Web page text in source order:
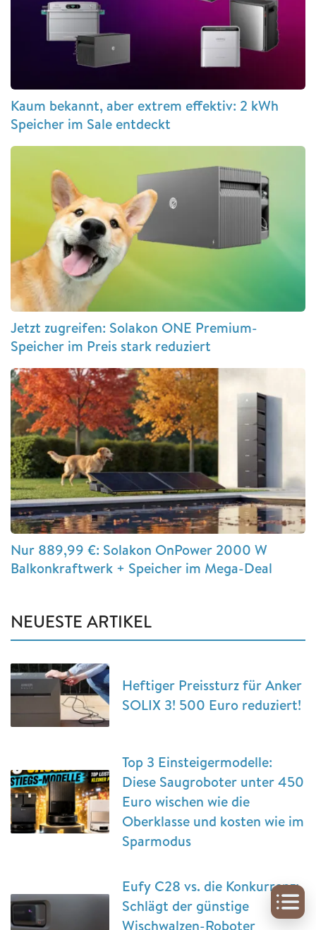
Kaum bekannt, aber extrem effektiv: 2 kWh
Speicher im Sale entdeckt
Jetzt zugreifen: Solakon ONE Premium-
Speicher im Preis stark reduziert
Nur 889,99 €: Solakon OnPower 2000 W
Balkonkraftwerk + Speicher im Mega-Deal
NEUESTE ARTIKEL
Heftiger Preissturz für Anker
SOLIX 3! 500 Euro reduziert!
Top 3 Einsteigermodelle:
Diese Saugroboter unter 450
Euro wischen wie die
Oberklasse und kosten wie im
Sparmodus
Eufy C28 vs. die Konkurrenz:
Schlägt der günstige
Wischwalzen-Roboter